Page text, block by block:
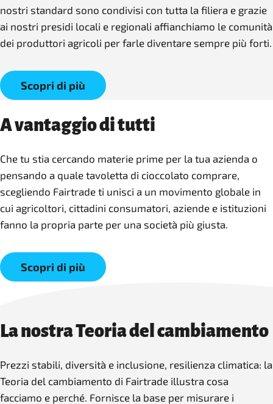
nostri standard sono condivisi con tutta la filiera e grazie
ai nostri presidi locali e regionali affianchiamo le comunità
dei produttori agricoli per farle diventare sempre più forti.
Scopri di più
A vantaggio di tutti
Che tu stia cercando materie prime per la tua azienda o
pensando a quale tavoletta di cioccolato comprare,
scegliendo Fairtrade ti unisci a un movimento globale in
cui agricoltori, cittadini consumatori, aziende e istituzioni
fanno la propria parte per una società più giusta.
Scopri di più
La nostra Teoria del cambiamento
Prezzi stabili, diversità e inclusione, resilienza climatica: la
Teoria del cambiamento di Fairtrade illustra cosa
facciamo e perché. Fornisce la base per misurare i